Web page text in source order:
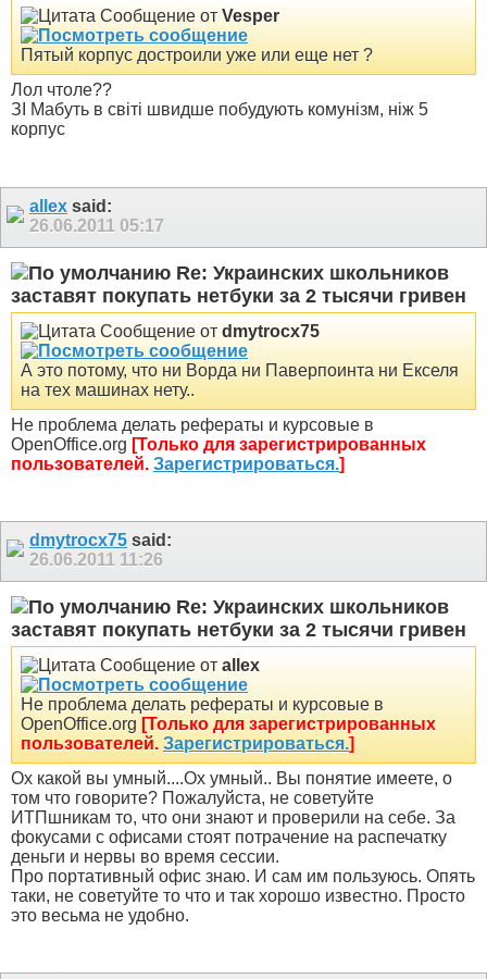
Сообщение от Vesper
Пятый корпус достроили уже или еще нет ?
Лол чтоле??
ЗІ Мабуть в світі швидше побудують комунізм, ніж 5
корпус
allex said:
26.06.2011 05:17
Re: Украинских школьников
заставят покупать нетбуки за 2 тысячи гривен
Сообщение от dmytrocx75
А это потому, что ни Ворда ни Паверпоинта ни Екселя
на тех машинах нету..
Не проблема делать рефераты и курсовые в
OpenOffice.org [Только для зарегистрированных
пользователей. Зарегистрироваться.]
dmytrocx75 said:
26.06.2011 11:26
Re: Украинских школьников
заставят покупать нетбуки за 2 тысячи гривен
Сообщение от allex
Не проблема делать рефераты и курсовые в
OpenOffice.org [Только для зарегистрированных
пользователей. Зарегистрироваться.]
Ох какой вы умный....Ох умный.. Вы понятие имеете, о
том что говорите? Пожалуйста, не советуйте
ИТПшникам то, что они знают и проверили на себе. За
фокусами с офисами стоят потрачение на распечатку
деньги и нервы во время сессии.
Про портативный офис знаю. И сам им пользуюсь. Опять
таки, не советуйте то что и так хорошо известно. Просто
это весьма не удобно.